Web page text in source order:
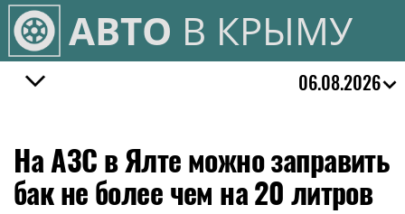
АВТО В КРЫМУ
06.08.2026
На АЗС в Ялте можно заправить
бак не более чем на 20 литров